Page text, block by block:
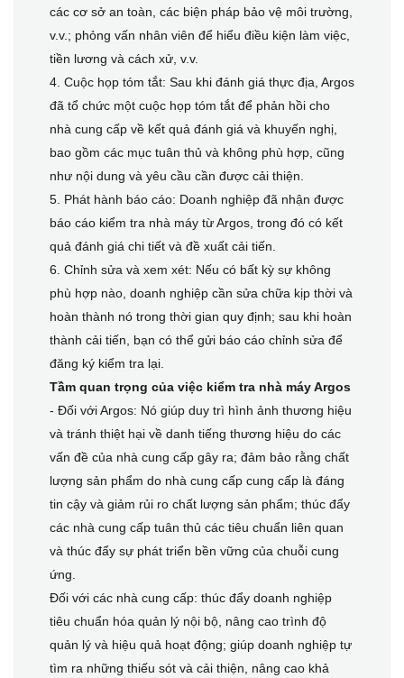
các cơ sở an toàn, các biện pháp bảo vệ môi trường,
v.v.; phỏng vấn nhân viên để hiểu điều kiện làm việc,
tiền lương và cách xử, v.v.
4. Cuộc họp tóm tắt: Sau khi đánh giá thực địa, Argos
đã tổ chức một cuộc họp tóm tắt để phản hồi cho
nhà cung cấp về kết quả đánh giá và khuyến nghị,
bao gồm các mục tuân thủ và không phù hợp, cũng
như nội dung và yêu cầu cần được cải thiện.
5. Phát hành báo cáo: Doanh nghiệp đã nhận được
báo cáo kiểm tra nhà máy từ Argos, trong đó có kết
quả đánh giá chi tiết và đề xuất cải tiến.
6. Chỉnh sửa và xem xét: Nếu có bất kỳ sự không
phù hợp nào, doanh nghiệp cần sửa chữa kịp thời và
hoàn thành nó trong thời gian quy định; sau khi hoàn
thành cải tiến, bạn có thể gửi báo cáo chỉnh sửa để
đăng ký kiểm tra lại.
Tầm quan trọng của việc kiểm tra nhà máy Argos
- Đối với Argos: Nó giúp duy trì hình ảnh thương hiệu
và tránh thiệt hại về danh tiếng thương hiệu do các
vấn đề của nhà cung cấp gây ra; đảm bảo rằng chất
lượng sản phẩm do nhà cung cấp cung cấp là đáng
tin cậy và giảm rủi ro chất lượng sản phẩm; thúc đẩy
các nhà cung cấp tuân thủ các tiêu chuẩn liên quan
và thúc đẩy sự phát triển bền vững của chuỗi cung
ứng.
Đối với các nhà cung cấp: thúc đẩy doanh nghiệp
tiêu chuẩn hóa quản lý nội bộ, nâng cao trình độ
quản lý và hiệu quả hoạt động; giúp doanh nghiệp tự
tìm ra những thiếu sót và cải thiện, nâng cao khả